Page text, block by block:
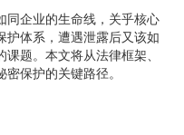
同企业的生命线，关乎核心
护体系，遭遇泄露后又该如
题。本文将从法律框架、
保护的关键路径。